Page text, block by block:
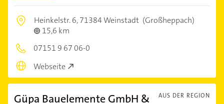
Heinkelstr. 6,71384 Weinstadt (Großheppach)
15,6 km
07151 9 67 06-0
Webseite
AUS DER REGION
Güpa Bauelemente GmbH &